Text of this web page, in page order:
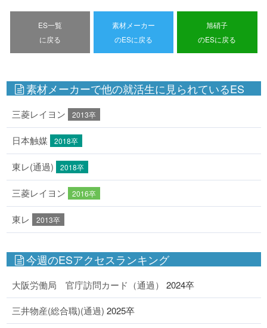
ES一覧
に戻る
素材メーカー
のESに戻る
旭硝子
のESに戻る
素材メーカーで他の就活生に見られているES
三菱レイヨン 2013卒
日本触媒 2018卒
東レ(通過) 2018卒
三菱レイヨン 2016卒
東レ 2013卒
今週のESアクセスランキング
大阪労働局 官庁訪問カード（通過） 2024卒
三井物産(総合職)(通過) 2025卒